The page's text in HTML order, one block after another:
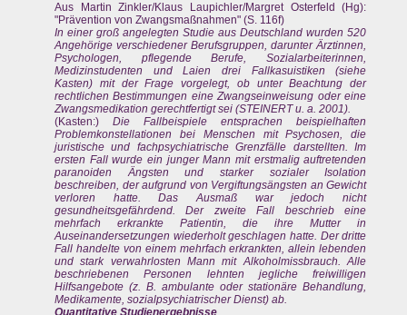
Aus Martin Zinkler/Klaus Laupichler/Margret Osterfeld (Hg):
"Prävention von Zwangsmaßnahmen" (S. 116f)
In einer groß angelegten Studie aus Deutschland wurden 520
Angehörige verschiedener Berufsgruppen, darunter Ärztinnen,
Psychologen, pflegende Berufe, Sozialarbeiterinnen,
Medizinstudenten und Laien drei Fallkasuistiken (siehe
Kasten) mit der Frage vorgelegt, ob unter Beachtung der
rechtlichen Bestimmungen eine Zwangseinweisung oder eine
Zwangsmedikation gerechtfertigt sei (STEINERT u. a. 2001).
(Kasten:)Die Fallbeispiele entsprachen beispielhaften
Problemkonstellationen bei Menschen mit Psychosen, die
juristische und fachpsychiatrische Grenzfälle darstellten. Im
ersten Fall wurde ein junger Mann mit erstmalig auftretenden
paranoiden Ängsten und starker sozialer Isolation
beschreiben, der aufgrund von Vergiftungsängsten an Gewicht
verloren hatte. Das Ausmaß war jedoch nicht
gesundheitsgefährdend. Der zweite Fall beschrieb eine
mehrfach erkrankte Patientin, die ihre Mutter in
Auseinandersetzungen wiederholt geschlagen hatte. Der dritte
Fall handelte von einem mehrfach erkrankten, allein lebenden
und stark verwahrlosten Mann mit Alkoholmissbrauch. Alle
beschriebenen Personen lehnten jegliche freiwilligen
Hilfsangebote (z. B. ambulante oder stationäre Behandlung,
Medikamente, sozialpsychiatrischer Dienst) ab.
Quantitative Studienergebnisse